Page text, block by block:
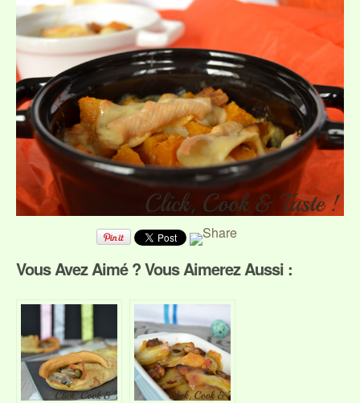
Vous Avez Aimé ? Vous Aimerez Aussi :